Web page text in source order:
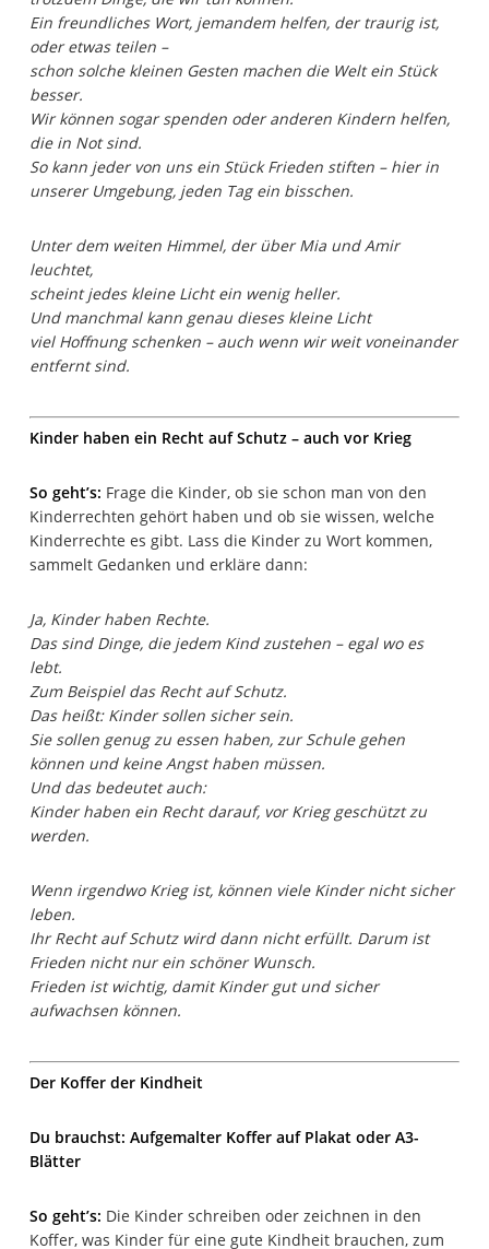
Ein freundliches Wort, jemandem helfen, der traurig ist,
oder etwas teilen –
schon solche kleinen Gesten machen die Welt ein Stück
besser.
Wir können sogar spenden oder anderen Kindern helfen,
die in Not sind.
So kann jeder von uns ein Stück Frieden stiften – hier in
unserer Umgebung, jeden Tag ein bisschen.
Unter dem weiten Himmel, der über Mia und Amir
leuchtet,
scheint jedes kleine Licht ein wenig heller.
Und manchmal kann genau dieses kleine Licht
viel Hoffnung schenken – auch wenn wir weit voneinander
entfernt sind.
Kinder haben ein Recht auf Schutz – auch vor Krieg
So geht’s: Frage die Kinder, ob sie schon man von den
Kinderrechten gehört haben und ob sie wissen, welche
Kinderrechte es gibt. Lass die Kinder zu Wort kommen,
sammelt Gedanken und erkläre dann:
Ja, Kinder haben Rechte.
Das sind Dinge, die jedem Kind zustehen – egal wo es
lebt.
Zum Beispiel das Recht auf Schutz.
Das heißt: Kinder sollen sicher sein.
Sie sollen genug zu essen haben, zur Schule gehen
können und keine Angst haben müssen.
Und das bedeutet auch:
Kinder haben ein Recht darauf, vor Krieg geschützt zu
werden.
Wenn irgendwo Krieg ist, können viele Kinder nicht sicher
leben.
Ihr Recht auf Schutz wird dann nicht erfüllt. Darum ist
Frieden nicht nur ein schöner Wunsch.
Frieden ist wichtig, damit Kinder gut und sicher
aufwachsen können.
Der Koffer der Kindheit
Du brauchst: Aufgemalter Koffer auf Plakat oder A3-
Blätter
So geht’s: Die Kinder schreiben oder zeichnen in den
Koffer, was Kinder für eine gute Kindheit brauchen, zum